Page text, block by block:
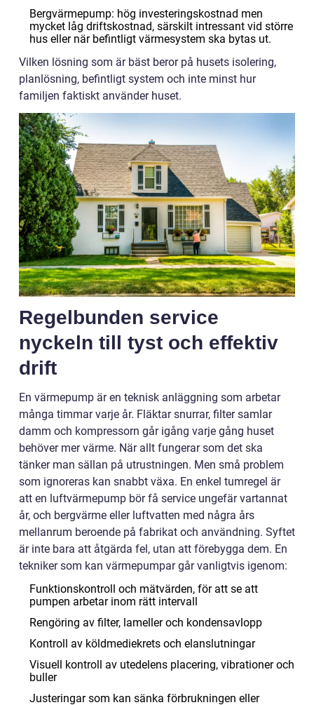
Bergvärmepump: hög investeringskostnad men
mycket låg driftskostnad, särskilt intressant vid större
hus eller när befintligt värmesystem ska bytas ut.
Vilken lösning som är bäst beror på husets isolering,
planlösning, befintligt system och inte minst hur
familjen faktiskt använder huset.
Regelbunden service
nyckeln till tyst och effektiv
drift
En värmepump är en teknisk anläggning som arbetar
många timmar varje år. Fläktar snurrar, filter samlar
damm och kompressorn går igång varje gång huset
behöver mer värme. När allt fungerar som det ska
tänker man sällan på utrustningen. Men små problem
som ignoreras kan snabbt växa. En enkel tumregel är
att en luftvärmepump bör få service ungefär vartannat
år, och bergvärme eller luftvatten med några års
mellanrum beroende på fabrikat och användning. Syftet
är inte bara att åtgärda fel, utan att förebygga dem. En
tekniker som kan värmepumpar går vanligtvis igenom:
Funktionskontroll och mätvärden, för att se att
pumpen arbetar inom rätt intervall
Rengöring av filter, lameller och kondensavlopp
Kontroll av köldmediekrets och elanslutningar
Visuell kontroll av utedelens placering, vibrationer och
buller
Justeringar som kan sänka förbrukningen eller